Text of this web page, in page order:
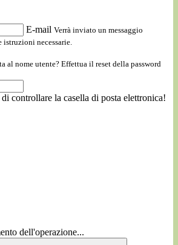
E-mail Verrà inviato un messaggio
necessarie.
al nome utente? Effettua il reset della password
controllare la casella di posta elettronica!
dell'operazione...